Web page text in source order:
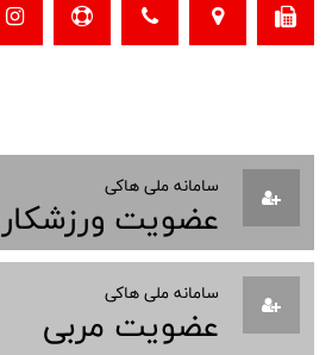
سامانه ملی هاکی
عضویت ورزشکار
سامانه ملی هاکی
عضویت مربی